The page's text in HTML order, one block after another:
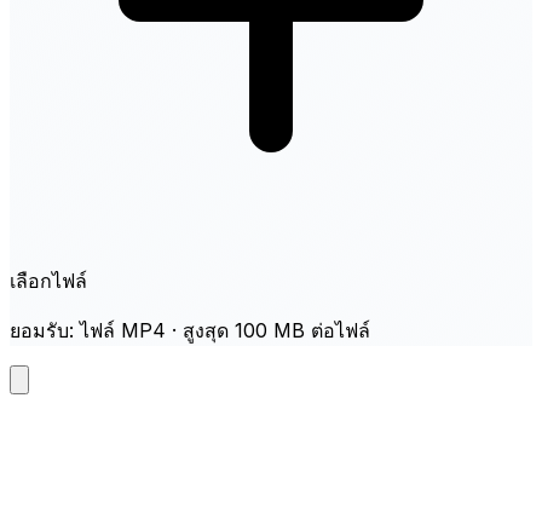
เลือกไฟล์
ยอมรับ: ไฟล์ MP4 · สูงสุด 100 MB ต่อไฟล์